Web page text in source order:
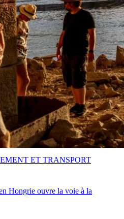
Hongrie ouvre la voie à la
ET TRANSPORT